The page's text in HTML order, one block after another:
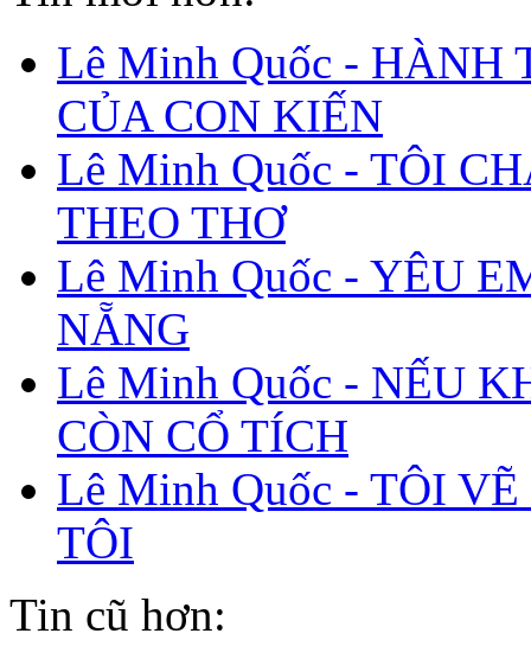
Lê Minh Quốc - HÀNH
CỦA CON KIẾN
Lê Minh Quốc - TÔI
THEO THƠ
Lê Minh Quốc - YÊU
NẴNG
Lê Minh Quốc - NẾU
CÒN CỔ TÍCH
Lê Minh Quốc - TÔI
TÔI
Tin cũ hơn: